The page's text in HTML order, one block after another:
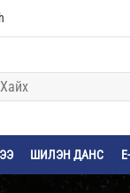
ШИЛЭН ДАНС